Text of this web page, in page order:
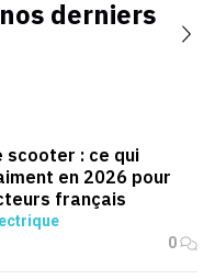
derniers
scooter : ce qui
en 2026 pour
français
0